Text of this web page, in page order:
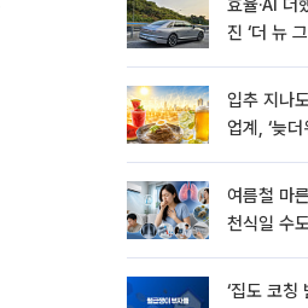
효율·AI 더
진 ‘더 뉴
입추 지나
업계, ‘늦
여름철 마
천식일 수
‘집도 코칭